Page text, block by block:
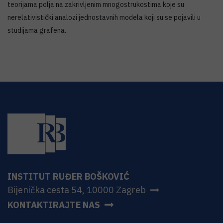
teorijama polja na zakrivljenim mnogostrukostima koje su
nerelativistički analozi jednostavnih modela koji su se pojavili u
studijama grafena.
INSTITUT RUĐER BOŠKOVIĆ
Bijenička cesta 54, 10000 Zagreb
KONTAKTIRAJTE NAS